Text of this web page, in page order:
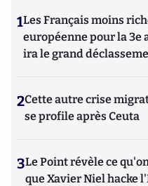
1Les Français moins
européenne pour la 3e
ira le grand
2Cette autre crise
se profile après Ceuta
3Le Point révèle ce
que Xavier Niel hacke